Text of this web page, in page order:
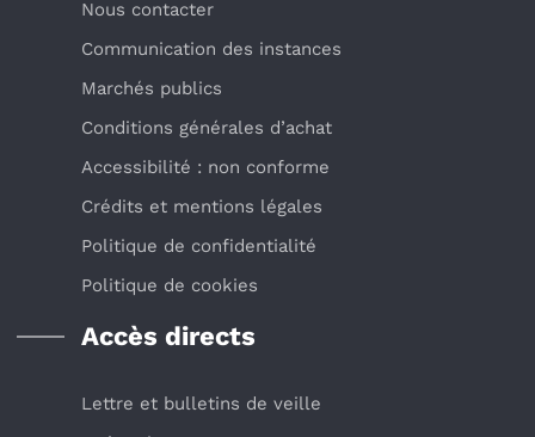
Nous contacter
Communication des instances
Marchés publics
Conditions générales d’achat
Accessibilité : non conforme
Crédits et mentions légales
Politique de confidentialité
Politique de cookies
Accès directs
Lettre et bulletins de veille